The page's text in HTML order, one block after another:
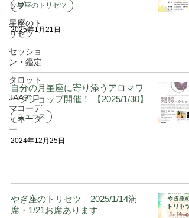
ップ
星座のト
リセツ
セッショ
ン・鑑定
タロット
JAAアロ
マコーデ
ィネータ
ー
星座のトリセツ
2025年1月21日
自分の月星座に寄り添うアロマワ
ークショップ開催！ 【2025/1/30】
ニュース
2024年12月25日
やぎ座のトリセツ 2025/1/14満
席・1/21お席あります